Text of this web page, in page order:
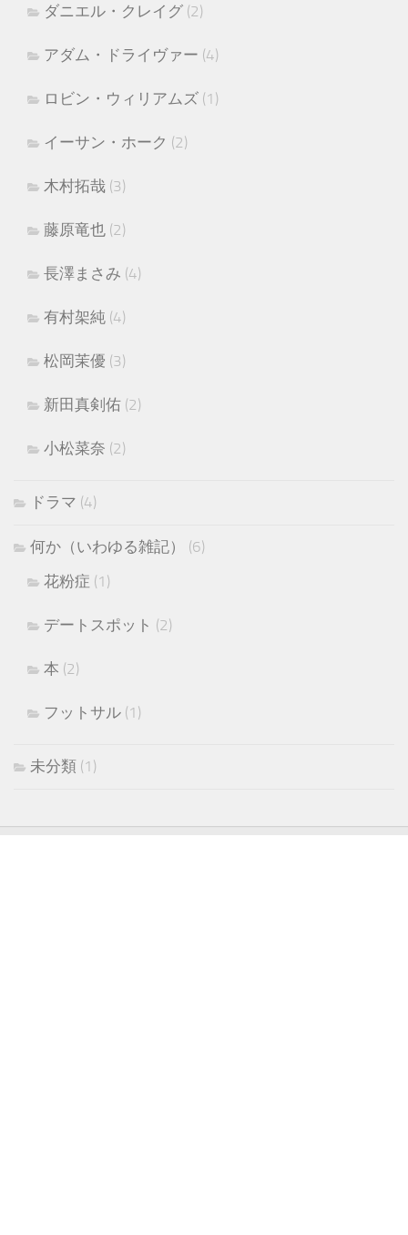
ダニエル・クレイグ (2)
アダム・ドライヴァー (4)
ロビン・ウィリアムズ (1)
イーサン・ホーク (2)
木村拓哉 (3)
藤原竜也 (2)
長澤まさみ (4)
有村架純 (4)
松岡茉優 (3)
新田真剣佑 (2)
小松菜奈 (2)
ドラマ (4)
何か（いわゆる雑記）
(6)
花粉症 (1)
デートスポット (2)
本 (2)
フットサル (1)
未分類 (1)